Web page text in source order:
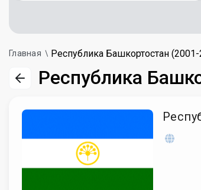
Главная Республика Башкортостан
Республика